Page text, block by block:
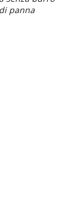
panna